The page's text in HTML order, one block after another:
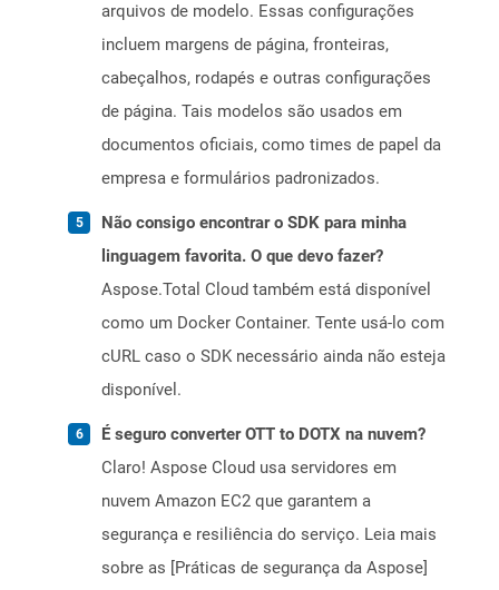
arquivos de modelo. Essas configurações
incluem margens de página, fronteiras,
cabeçalhos, rodapés e outras configurações
de página. Tais modelos são usados ​​em
documentos oficiais, como times de papel da
empresa e formulários padronizados.
Não consigo encontrar o SDK para minha
linguagem favorita. O que devo fazer?
Aspose.Total Cloud também está disponível
como um Docker Container. Tente usá-lo com
cURL caso o SDK necessário ainda não esteja
disponível.
É seguro converter OTT to DOTX na nuvem?
Claro! Aspose Cloud usa servidores em
nuvem Amazon EC2 que garantem a
segurança e resiliência do serviço. Leia mais
sobre as [Práticas de segurança da Aspose]